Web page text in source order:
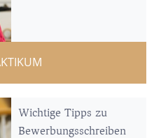
Wichtige Tipps zu
Bewerbungsschreiben